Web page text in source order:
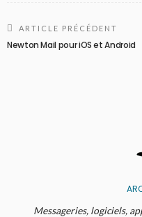
ARTICLE PRÉCÉDENT
Newton Mail pour iOS et Android
Messageries, logiciels,